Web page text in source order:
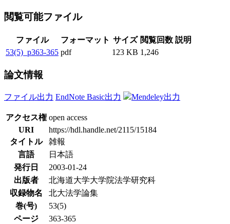
閲覧可能ファイル
ファイル フォーマット サイズ 閲覧回数 説明
53(5)_p363-365 pdf 123 KB 1,246
論文情報
ファイル出力 EndNote Basic出力 Mendeley出力
アクセス権 open access
URI
https://hdl.handle.net/2115/15184
タイトル
雑報
言語
日本語
発行日
2003-01-24
出版者
北海道大学大学院法学研究科
収録物名
北大法学論集
巻(号)
53(5)
ページ
363-365